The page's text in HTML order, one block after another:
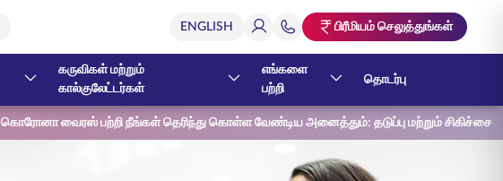
பிரீமியம் செலுத்துங்கள்
கருவிகள் மற்றும்
கால்குலேட்டர்கள்
எங்களை
பற்றி
தொடர்பு
கொரோனா வைரஸ் பற்றி நீங்கள் தெரிந்து கொள்ள வேண்டிய அனைத்தும்: தடுப்பு மற்றும் சிகிச்சை